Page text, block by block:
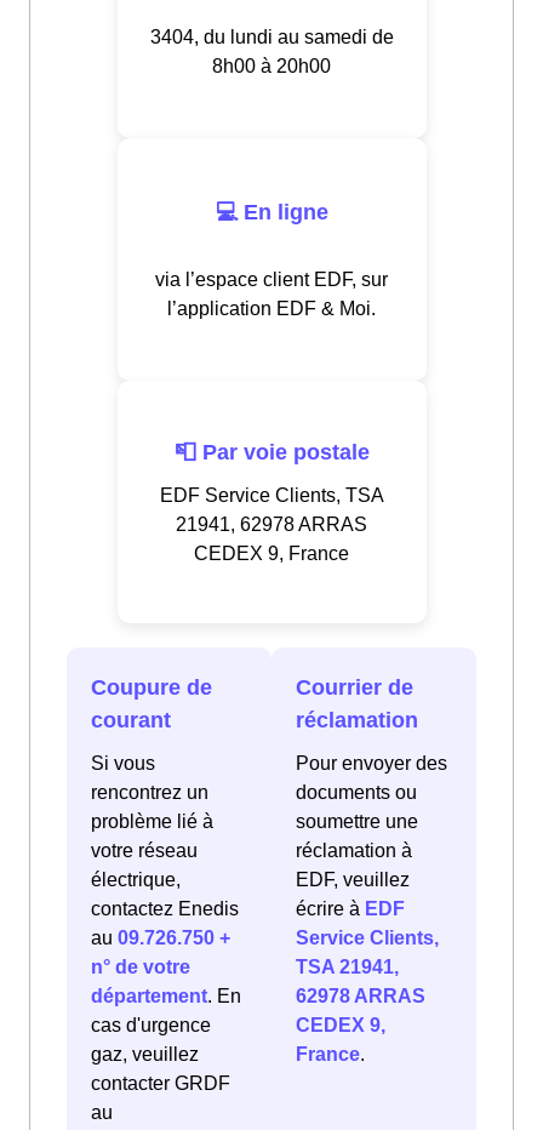
3404, du lundi au samedi de
8h00 à 20h00
💻 En ligne
via l’espace client EDF, sur
l’application EDF & Moi.
📮 Par voie postale
EDF Service Clients, TSA
21941, 62978 ARRAS
CEDEX 9, France
Coupure de
courant
Si vous
rencontrez un
problème lié à
votre réseau
électrique,
contactez Enedis
au 09.726.750 +
n° de votre
département. En
cas d'urgence
gaz, veuillez
contacter GRDF
au
Courrier de
réclamation
Pour envoyer des
documents ou
soumettre une
réclamation à
EDF, veuillez
écrire à EDF
Service Clients,
TSA 21941,
62978 ARRAS
CEDEX 9,
France.